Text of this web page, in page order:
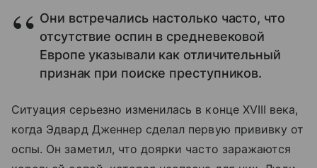
Они встречались настолько часто, что
отсутствие оспин в средневековой
Европе указывали как отличительный
признак при поиске преступников.
Ситуация серьезно изменилась в конце XVIII века,
когда Эдвард Дженнер сделал первую прививку от
оспы. Он заметил, что доярки часто заражаются